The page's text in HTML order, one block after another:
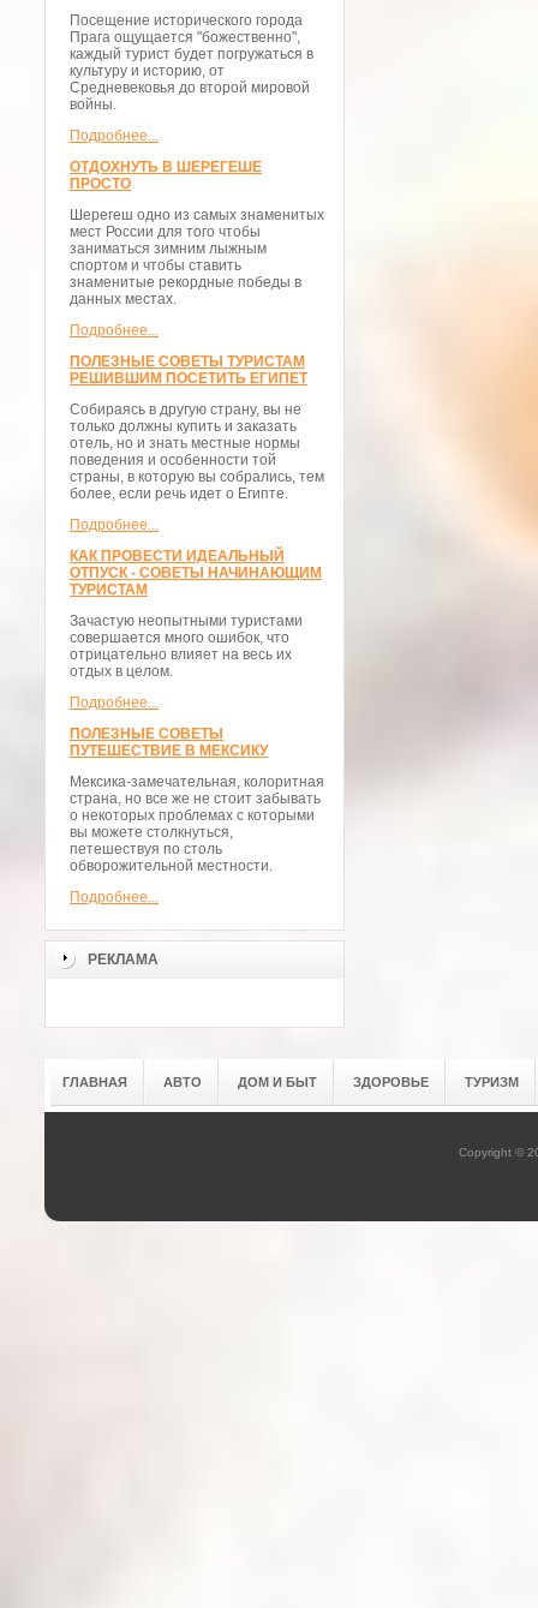
Посещение исторического города
Прага ощущается "божественно",
каждый турист будет погружаться в
культуру и историю, от
Средневековья до второй мировой
войны.
Подробнее...
ОТДОХНУТЬ В ШЕРЕГЕШЕ
ПРОСТО
Шерегеш одно из самых знаменитых
мест России для того чтобы
заниматься зимним лыжным
спортом и чтобы ставить
знаменитые рекордные победы в
данных местах.
Подробнее...
ПОЛЕЗНЫЕ СОВЕТЫ ТУРИСТАМ
РЕШИВШИМ ПОСЕТИТЬ ЕГИПЕТ
Собираясь в другую страну, вы не
только должны купить и заказать
отель, но и знать местные нормы
поведения и особенности той
страны, в которую вы собрались, тем
более, если речь идет о Египте.
Подробнее...
КАК ПРОВЕСТИ ИДЕАЛЬНЫЙ
ОТПУСК - СОВЕТЫ НАЧИНАЮЩИМ
ТУРИСТАМ
Зачастую неопытными туристами
совершается много ошибок, что
отрицательно влияет на весь их
отдых в целом.
Подробнее...
ПОЛЕЗНЫЕ СОВЕТЫ
ПУТЕШЕСТВИЕ В МЕКСИКУ
Мексика-замечательная, колоритная
страна, но все же не стоит забывать
о некоторых проблемах с которыми
вы можете столкнуться,
петешествуя по столь
обворожительной местности.
Подробнее...
РЕКЛАМА
ГЛАВНАЯ АВТО ДОМ И БЫТ ЗДОРОВЬЕ ТУРИЗМ
Copyright ©